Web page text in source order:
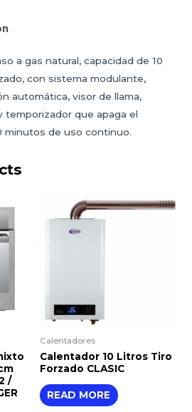
a gas natural, capacidad de 10
con sistema modulante,
automática, visor de llama,
temporizador que apaga el
minutos de uso continuo.
/
Calentadores
Calentador 10 Litros Tiro
Forzado CLASIC
READ MORE